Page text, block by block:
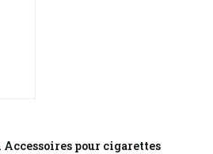
pour cigarettes